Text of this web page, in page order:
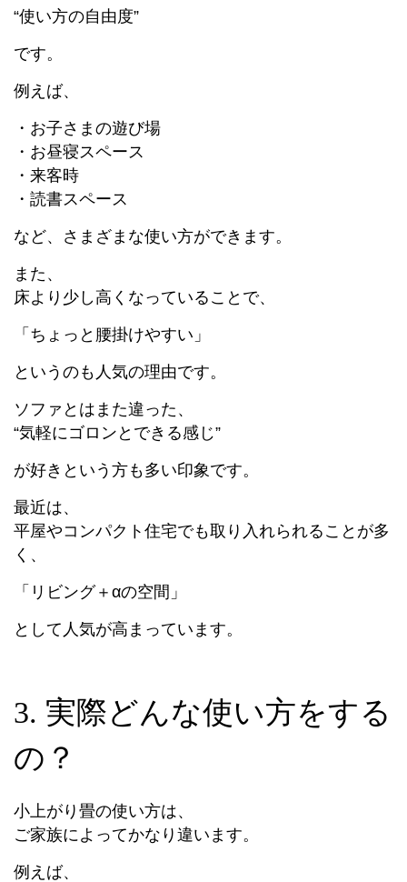
“使い方の自由度”
です。
例えば、
・お子さまの遊び場
・お昼寝スペース
・来客時
・読書スペース
など、さまざまな使い方ができます。
また、
床より少し高くなっていることで、
「ちょっと腰掛けやすい」
というのも人気の理由です。
ソファとはまた違った、
“気軽にゴロンとできる感じ”
が好きという方も多い印象です。
最近は、
平屋やコンパクト住宅でも取り入れられることが多
く、
「リビング＋αの空間」
として人気が高まっています。
3. 実際どんな使い方をする
の？
小上がり畳の使い方は、
ご家族によってかなり違います。
例えば、